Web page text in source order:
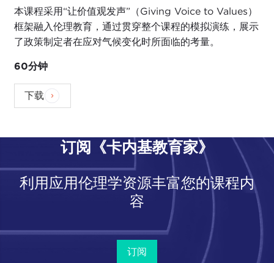
本课程采用“让价值观发声”（Giving Voice to Values）
框架融入伦理教育，通过贯穿整个课程的模拟演练，展示
了政策制定者在应对气候变化时所面临的考量。
60分钟
下载
订阅《卡内基教育家》
利用应用伦理学资源丰富您的课程内
容
订阅